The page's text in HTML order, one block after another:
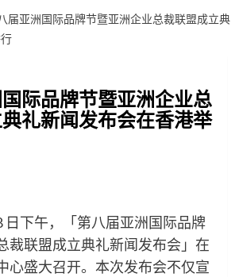
届亚洲国际品牌节暨亚洲企业总裁联盟成立典
际品牌节暨亚洲企业总
礼新闻发布会在香港举
日下午，「第八届亚洲国际品牌
裁联盟成立典礼新闻发布会」在
心盛大召开。本次发布会不仅宣